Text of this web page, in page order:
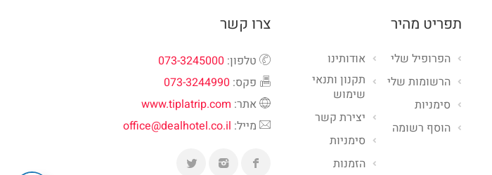
תפריט מהיר
אודותינו
תקנון ותנאי
שימוש
יצירת קשר
סימניות
הזמנות
הפרופיל שלי
הרשומות שלי
סימניות
הוסף רשומה
צרו קשר
טלפון: 073-3245000
פקס: 073-3244990
אתר: www.tiplatrip.com
מייל: office@dealhotel.co.il